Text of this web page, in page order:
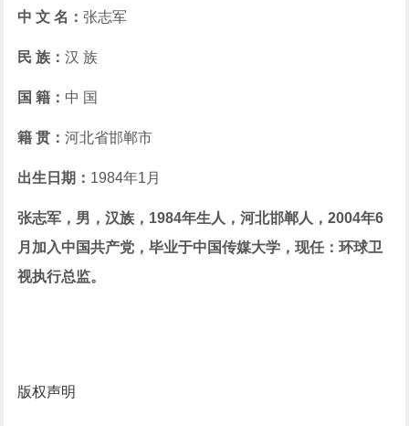
中 文 名：张志军
民 族：汉 族
国 籍： 中 国
籍 贯：河北省邯郸市
出生日期： 1984年1月
张志军，男，汉族，1984年生人，河北邯郸人，2004年6
月加入中国共产党，毕业于中国传媒大学，现任：环球卫
视执行总监。
版权声明